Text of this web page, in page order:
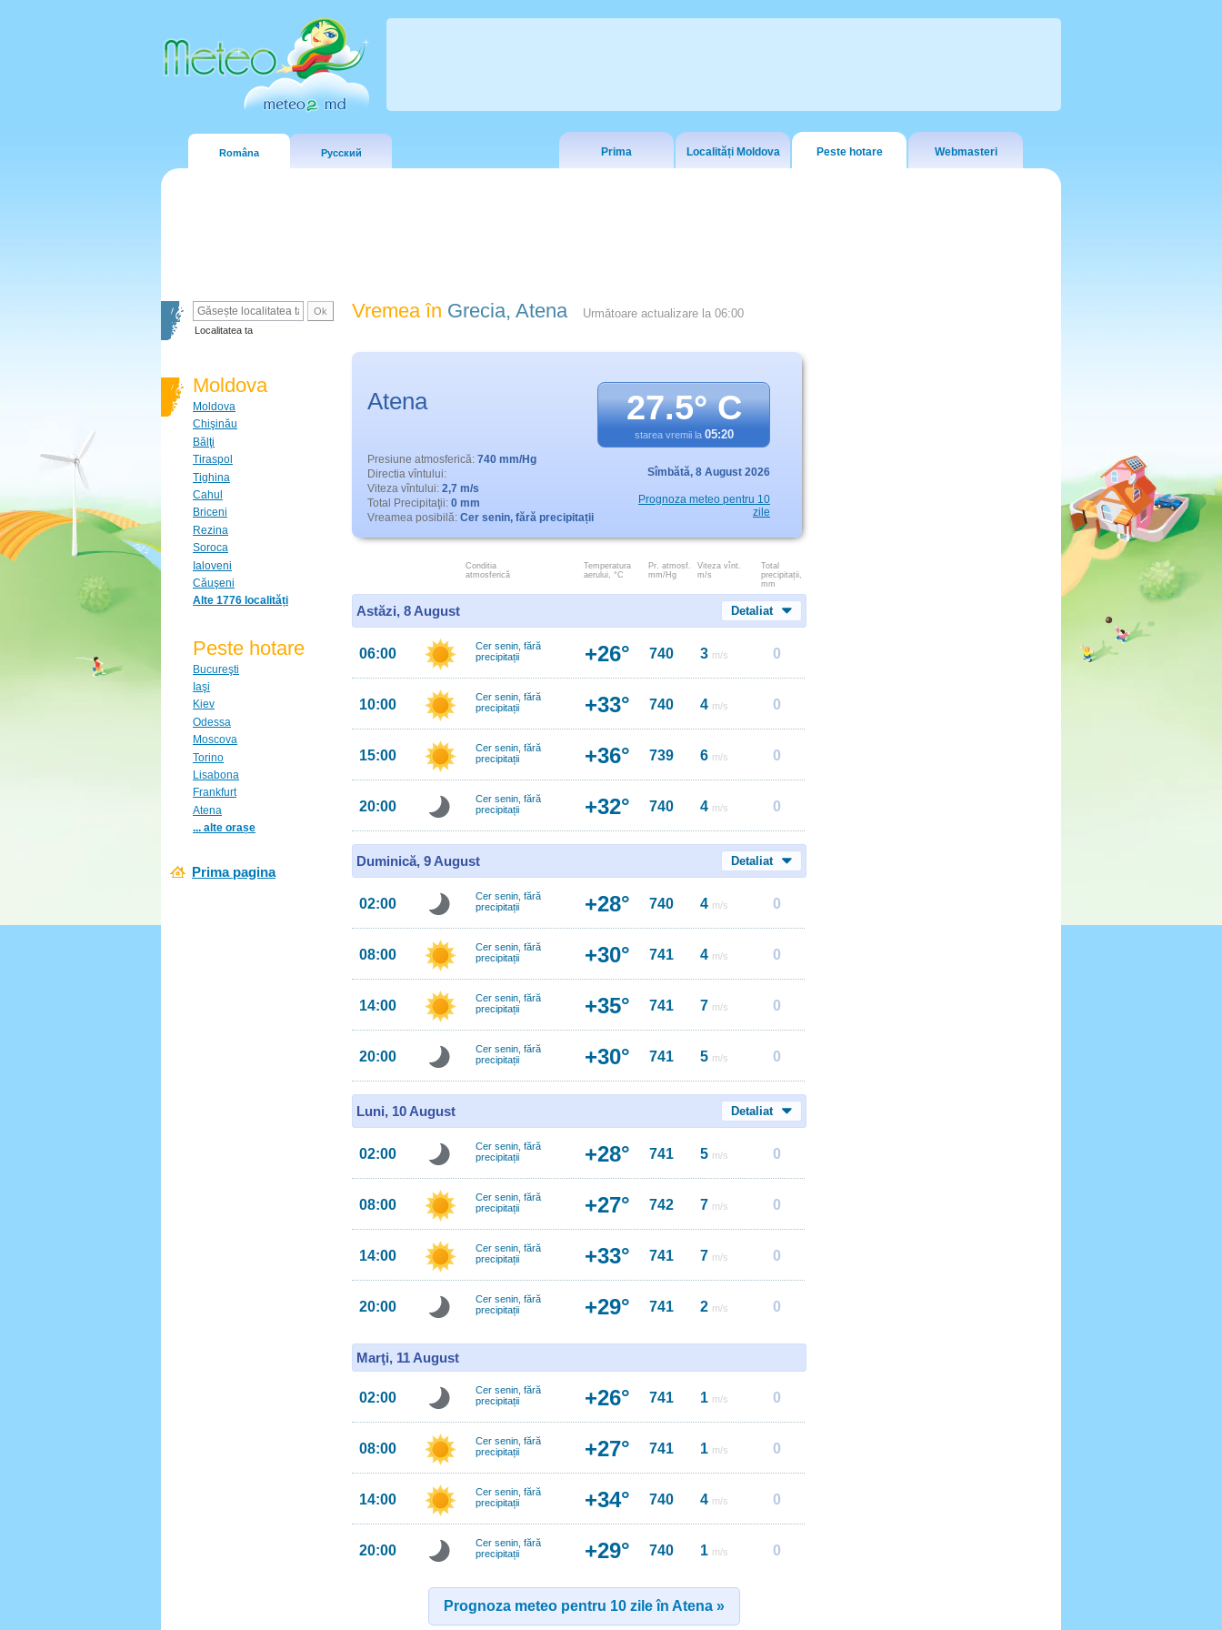
Româna Русский Prima Localități Moldova Peste hotare Webmasteri
Localitatea ta
Moldova
Moldova
Chişinău
Bălţi
Tiraspol
Tighina
Cahul
Briceni
Rezina
Soroca
Ialoveni
Căuşeni
Alte 1776 localități
Peste hotare
Bucureşti
Iaşi
Kiev
Odessa
Moscova
Torino
Lisabona
Frankfurt
Atena
... alte orașe
Prima pagina
Vremea în Grecia, Atena Următoare actualizare la 06:00
Atena 27.5° C
starea vremii la 05:20
Presiune atmosferică: 740 mm/Hg
Directia vîntului:
Viteza vîntului: 2,7 m/s
Total Precipitaţii: 0 mm
Vreamea posibilă: Cer senin, fără precipitații
Sîmbătă, 8 August 2026
Prognoza meteo pentru 10
zile
Conditia
atmosferică
Temperatura
aerului, °C
Pr. atmosf.
mm/Hg
Viteza vînt.
m/s
Total
precipitații,
mm
Astăzi, 8 August Detaliat
06:00
Cer senin, fără
precipitații
+26° 740 3 m/s 0
10:00
Cer senin, fără
precipitații
+33° 740 4 m/s 0
15:00
Cer senin, fără
precipitații
+36° 739 6 m/s 0
20:00
Cer senin, fără
precipitații
+32° 740 4 m/s 0
Duminică, 9 August Detaliat
02:00
Cer senin, fără
precipitații
+28° 740 4 m/s 0
08:00
Cer senin, fără
precipitații
+30° 741 4 m/s 0
14:00
Cer senin, fără
precipitații
+35° 741 7 m/s 0
20:00
Cer senin, fără
precipitații
+30° 741 5 m/s 0
Luni, 10 August Detaliat
02:00
Cer senin, fără
precipitații
+28° 741 5 m/s 0
08:00
Cer senin, fără
precipitații
+27° 742 7 m/s 0
14:00
Cer senin, fără
precipitații
+33° 741 7 m/s 0
20:00
Cer senin, fără
precipitații
+29° 741 2 m/s 0
Marţi, 11 August
02:00
Cer senin, fără
precipitații
+26° 741 1 m/s 0
08:00
Cer senin, fără
precipitații
+27° 741 1 m/s 0
14:00
Cer senin, fără
precipitații
+34° 740 4 m/s 0
20:00
Cer senin, fără
precipitații
+29° 740 1 m/s 0
Prognoza meteo pentru 10 zile în Atena »